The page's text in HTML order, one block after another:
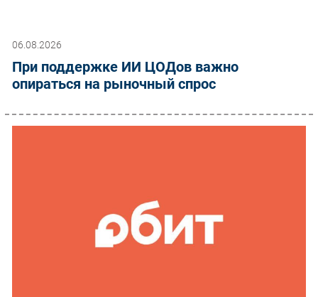
06.08.2026
При поддержке ИИ ЦОДов важно
опираться на рыночный спрос